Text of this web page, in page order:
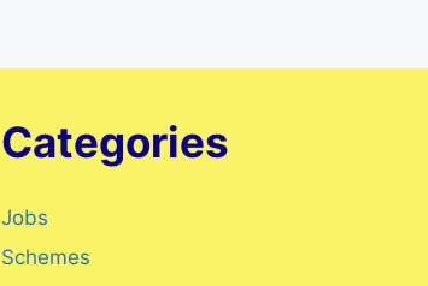
Categories
Jobs
Schemes